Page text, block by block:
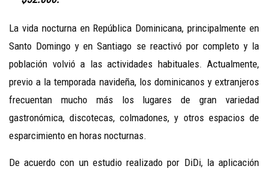
La vida nocturna en República Dominicana, principalmente en
Santo Domingo y en Santiago se reactivó por completo y la
población volvió a las actividades habituales. Actualmente,
previo a la temporada navideña, los dominicanos y extranjeros
frecuentan mucho más los lugares de gran variedad
gastronómica, discotecas, colmadones, y otros espacios de
esparcimiento en horas nocturnas.
De acuerdo con un estudio realizado por DiDi, la aplicación